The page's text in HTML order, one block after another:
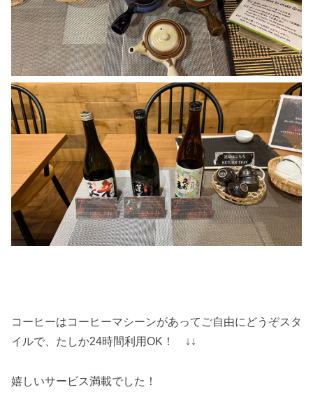
コーヒーはコーヒーマシーンがあってご自由にどうぞスタ
イルで、たしか24時間利用OK！ ↓↓
嬉しいサービス満載でした！